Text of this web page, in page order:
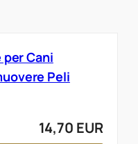
Cani
Peli
14,70 EUR